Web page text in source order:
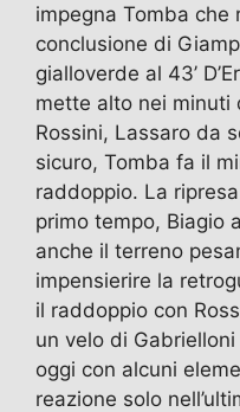
impegna Tomba che
conclusione di
gialloverde al 43’
mette alto nei minuti
Rossini, Lassaro da
sicuro, Tomba fa il
raddoppio. La
primo tempo, Biagio
anche il terreno
impensierire la
il raddoppio con
un velo di
oggi con alcuni
reazione solo